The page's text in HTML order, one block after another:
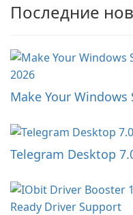
Последние
Make Your Windows
Telegram Desktop